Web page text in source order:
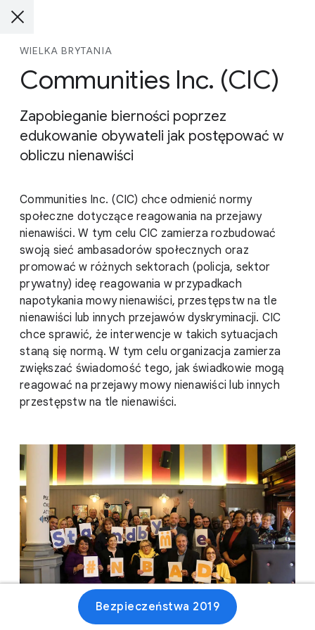
WIELKA BRYTANIA
Communities Inc. (CIC)
Zapobieganie bierności poprzez
edukowanie obywateli jak postępować w
obliczu nienawiści
Communities Inc. (CIC) chce odmienić normy
społeczne dotyczące reagowania na przejawy
nienawiści. W tym celu CIC zamierza rozbudować
swoją sieć ambasadorów społecznych oraz
promować w różnych sektorach (policja, sektor
prywatny) ideę reagowania w przypadkach
napotykania mowy nienawiści, przestępstw na tle
nienawiści lub innych przejawów dyskryminacji. CIC
chce sprawić, że interwencje w takich sytuacjach
staną się normą. W tym celu organizacja zamierza
zwiększać świadomość tego, jak świadkowie mogą
reagować na przejawy mowy nienawiści lub innych
przestępstw na tle nienawiści.
Bezpieczeństwa 2019